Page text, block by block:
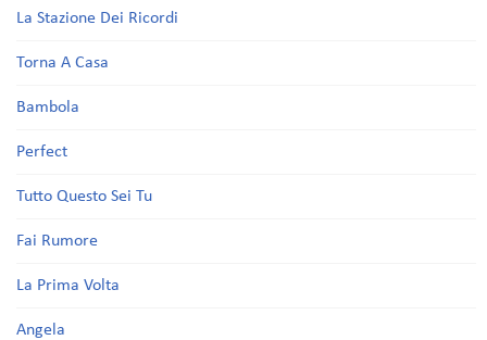
La Stazione Dei Ricordi
Torna A Casa
Bambola
Perfect
Tutto Questo Sei Tu
Fai Rumore
La Prima Volta
Angela